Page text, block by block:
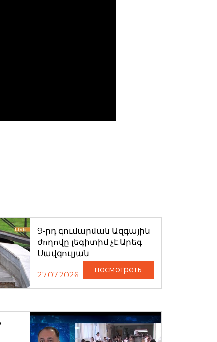
9-րդ գումարման Ազգային
ժողովը լեգիտիմ չէ.Արեգ
Սավգուլյան
27.07.2026
посмотреть